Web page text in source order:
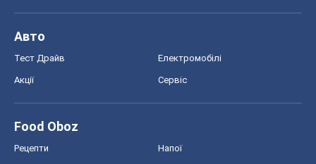
Авто
Тест Драйв Електромобілі
Акції Сервіс
Food Oboz
Рецепти Напої